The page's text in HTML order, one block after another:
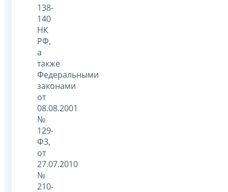
138-
140
НК
РФ,
а
также
Федеральными
законами
от
08.08.2001
№
129-
ФЗ,
от
27.07.2010
№
210-